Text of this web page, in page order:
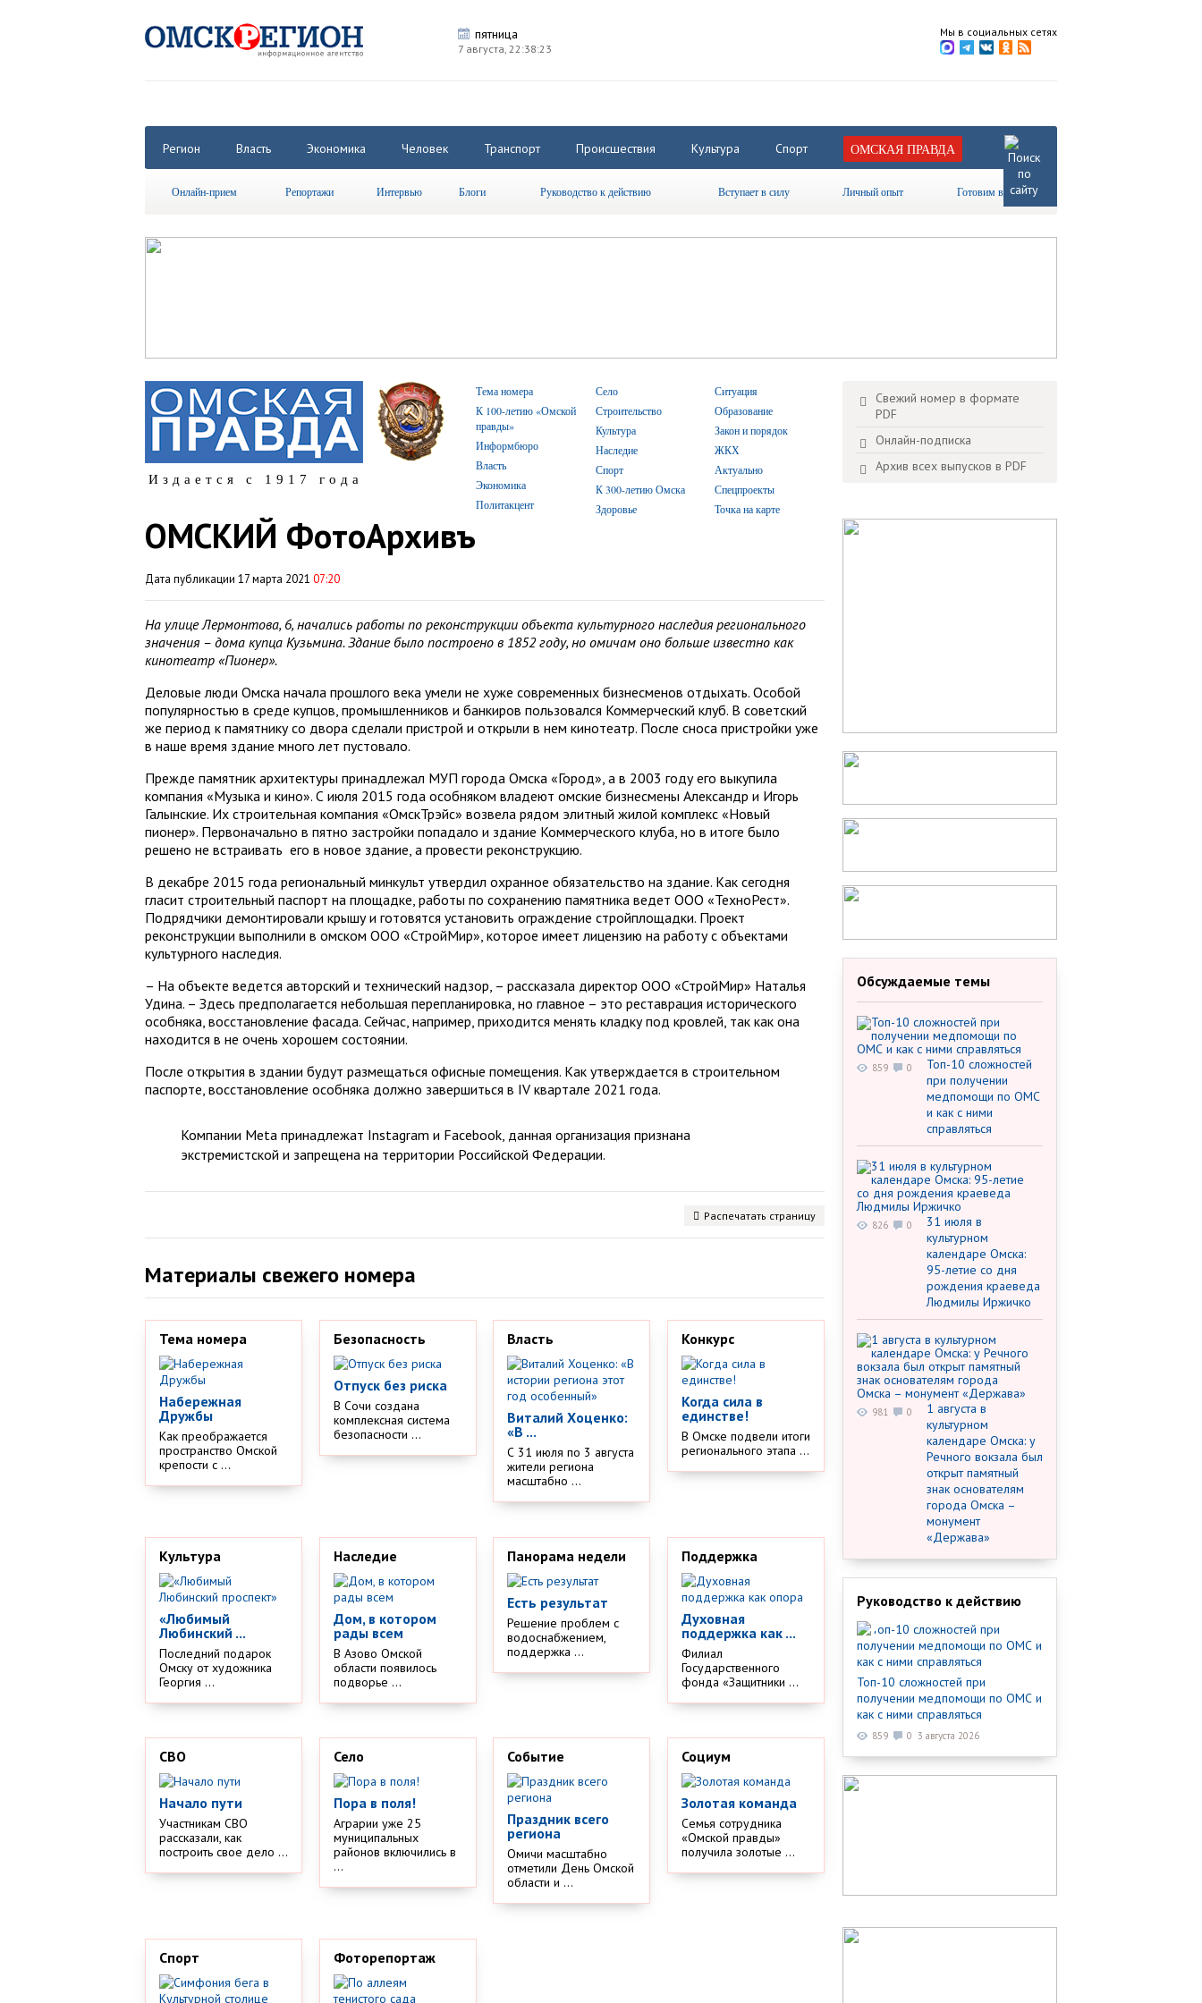
пятница
7 августа, 22:38:24
Мы в социальных сетях
Регион Власть Экономика Человек Транспорт Происшествия Культура Спорт ОМСКАЯ ПРАВДА
Онлайн-прием Репортажи Интервью Блоги Руководство к действию Вступает в силу Личный опыт Готовим вместе
Тема номера
К 100-летию «Омской
правды»
Информбюро
Власть
Экономика
Политакцент
Село
Строительство
Культура
Наследие
Спорт
К 300-летию Омска
Здоровье
Ситуация
Образование
Закон и порядок
ЖКХ
Актуально
Спецпроекты
Точка на карте
Свежий номер в формате
PDF
Онлайн-подписка
Архив всех выпусков в PDF
Издается с 1917 года
ОМСКИЙ ФотоАрхивъ
Дата публикации 17 марта 2021 07:20
На улице Лермонтова, 6, начались работы по реконструкции объекта культурного наследия регионального
значения – дома купца Кузьмина. Здание было построено в 1852 году, но омичам оно больше известно как
кинотеатр «Пионер».
Деловые люди Омска начала прошлого века умели не хуже современных бизнесменов отдыхать. Особой
популярностью в среде купцов, промышленников и банкиров пользовался Коммерческий клуб. В советский
же период к памятнику со двора сделали пристрой и открыли в нем кинотеатр. После сноса пристройки уже
в наше время здание много лет пустовало.
Прежде памятник архитектуры принадлежал МУП города Омска «Город», а в 2003 году его выкупила
компания «Музыка и кино». С июля 2015 года особняком владеют омские бизнесмены Александр и Игорь
Галынские. Их строительная компания «Омск­Трэйс» возвела рядом элитный жилой комплекс «Новый
пионер». Первоначально в пятно застройки попадало и здание Коммерческого клуба, но в итоге было
решено не встраивать его в новое здание, а провести реконструкцию.
В декабре 2015 года региональный минкульт утвердил охранное обязательство на здание. Как сегодня
гласит строительный паспорт на площадке, работы по сохранению памятника ведет ООО «ТехноРест».
Подрядчики демонтировали крышу и готовятся установить ограждение стройплощадки. Проект
реконструкции выполнили в омском ООО «СтройМир», которое имеет лицензию на работу с объектами
культурного наследия.
– На объекте ведется авторский и технический надзор, – рассказала директор ООО «СтройМир» Наталья
Удина. – Здесь предполагается небольшая перепланировка, но главное – это реставрация исторического
особняка, восстановление фасада. Сейчас, например, приходится менять кладку под кровлей, так как она
находится в не очень хорошем состоянии.
После открытия в здании будут размещаться офисные помещения. Как утверждается в строительном
паспорте, восстановление особняка должно завершиться в IV квартале 2021 года.
Компании Meta принадлежат Instagram и Facebook, данная организация признана
экстремистской и запрещена на территории Российской Федерации.
Распечатать страницу
Материалы свежего номера
Тема номера
Набережная
Дружбы
Как преображается
пространство Омской
крепости с ...
Безопасность
Отпуск без риска
В Сочи создана
комплексная система
безопасности ...
Власть
Виталий Хоценко:
«В ...
С 31 июля по 3 августа
жители региона
масштабно ...
Конкурс
Когда сила в
единстве!
В Омске подвели итоги
регионального этапа ...
Культура
«Любимый
Любинский ...
Последний подарок
Омску от художника
Георгия ...
Наследие
Дом, в котором
рады всем
В Азово Омской
области появилось
подворье ...
Панорама недели
Есть результат
Решение проблем с
водоснабжением,
поддержка ...
Поддержка
Духовная
поддержка как ...
Филиал
Государственного
фонда «Защитники ...
СВО
Начало пути
Участникам СВО
рассказали, как
построить свое дело ...
Село
Пора в поля!
Аграрии уже 25
муниципальных
районов включились в
...
Событие
Праздник всего
региона
Омичи масштабно
отметили День Омской
области и ...
Социум
Золотая команда
Семья сотрудника
«Омской правды»
получила золотые ...
Спорт Фоторепортаж
Обсуждаемые темы
Топ-10 сложностей
при получении
медпомощи по ОМС
и как с ними
справляться
859 0
31 июля в
культурном
календаре Омска:
95-летие со дня
рождения краеведа
Людмилы Иржичко
826 0
1 августа в
культурном
календаре Омска: у
Речного вокзала был
открыт памятный
знак основателям
города Омска –
монумент
«Держава»
981 0
Руководство к действию
Топ-10 сложностей при
получении медпомощи по ОМС и
как с ними справляться
859 0 3 августа 2026